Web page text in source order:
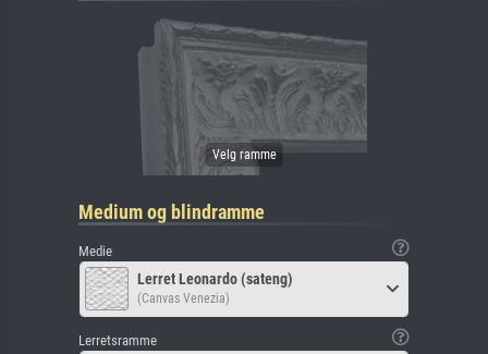
Medium og blindramme
Medie
Lerret Leonardo (sateng)
(Canvas Venezia)
Lerretsramme